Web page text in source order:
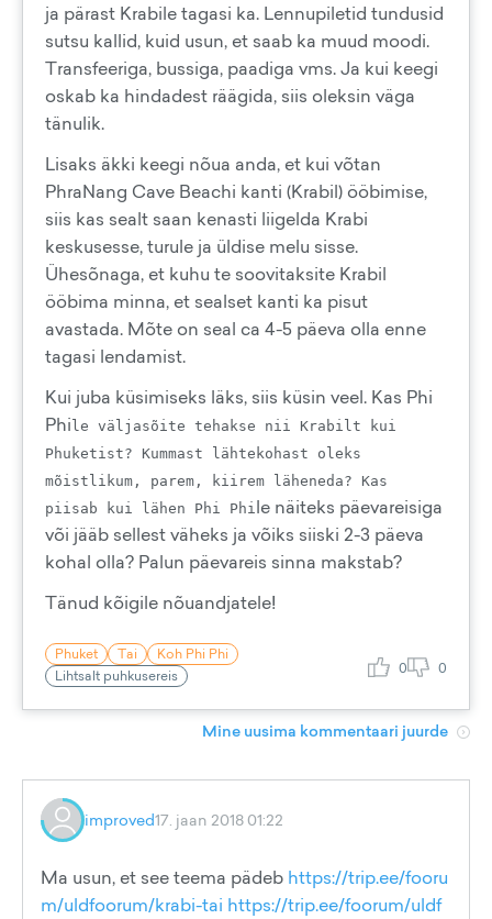
ja pärast Krabile tagasi ka. Lennupiletid tundusid
sutsu kallid, kuid usun, et saab ka muud moodi.
Transfeeriga, bussiga, paadiga vms. Ja kui keegi
oskab ka hindadest räägida, siis oleksin väga
tänulik.
Lisaks äkki keegi nõua anda, et kui võtan
PhraNang Cave Beachi kanti (Krabil) ööbimise,
siis kas sealt saan kenasti liigelda Krabi
keskusesse, turule ja üldise melu sisse.
Ühesõnaga, et kuhu te soovitaksite Krabil
ööbima minna, et sealset kanti ka pisut
avastada. Mõte on seal ca 4-5 päeva olla enne
tagasi lendamist.
Kui juba küsimiseks läks, siis küsin veel. Kas Phi
Phi le väljasõite tehakse nii Krabilt kui
Phuketist? Kummast lähtekohast oleks
mõistlikum, parem, kiirem läheneda? Kas
piisab kui lähen Phi Phile näiteks päevareisiga
või jääb sellest väheks ja võiks siiski 2-3 päeva
kohal olla? Palun päevareis sinna makstab?
Tänud kõigile nõuandjatele!
Phuket Tai
Koh Phi Phi
Lihtsalt puhkusereis
0 0
Mine uusima kommentaari juurde
improved17. jaan 2018 01:22
Ma usun, et see teema pädeb https://trip.ee/fooru
m/uldfoorum/krabi-tai https://trip.ee/foorum/uldf